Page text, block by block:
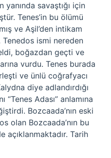
yanında savaştığı için
Tenes’in bu ölümü
ve Aşil’den intikam
Tenedos ismi nereden
boğazdan geçti ve
vurdu. Tenes burada
ve ünlü coğrafyacı
diye adlandırdığı
“Tenes Adası” anlamına
Bozcaada’nın eski
olan Bozcaada’nın bu
Tarih